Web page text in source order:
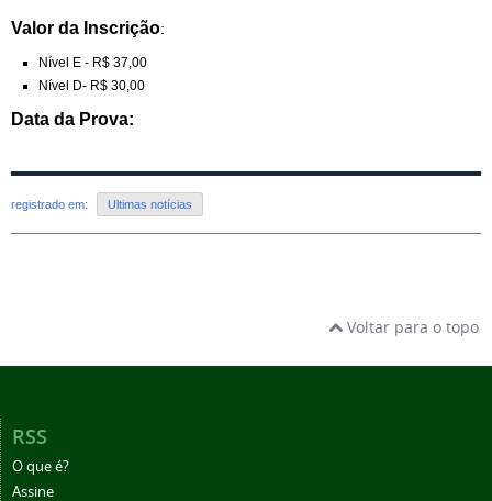
Valor da Inscrição:
Nível E - R$ 37,00
Nível D- R$ 30,00
Data da Prova:
registrado em: Ultimas notícias
Voltar para o topo
RSS
O que é?
Assine